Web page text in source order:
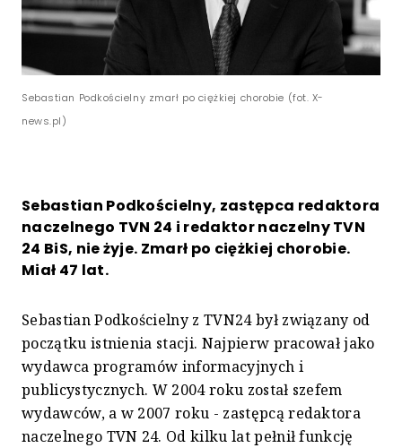
Sebastian Podkościelny zmarł po ciężkiej chorobie (fot. X-
news.pl)
Sebastian Podkościelny, zastępca redaktora
naczelnego TVN 24 i redaktor naczelny TVN
24 BiS, nie żyje. Zmarł po ciężkiej chorobie.
Miał 47 lat.
Sebastian Podkościelny z TVN24 był związany od
początku istnienia stacji. Najpierw pracował jako
wydawca programów informacyjnych i
publicystycznych. W 2004 roku został szefem
wydawców, a w 2007 roku - zastępcą redaktora
naczelnego TVN 24. Od kilku lat pełnił funkcję